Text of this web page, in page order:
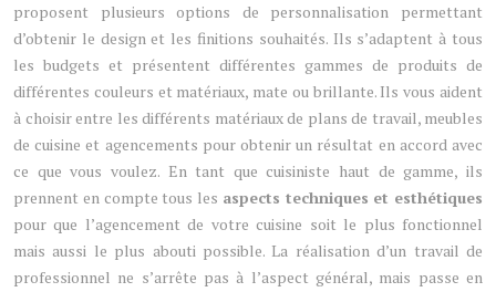
proposent plusieurs options de personnalisation permettant
d’obtenir le design et les finitions souhaités. Ils s’adaptent à tous
les budgets et présentent différentes gammes de produits de
différentes couleurs et matériaux, mate ou brillante. Ils vous aident
à choisir entre les différents matériaux de plans de travail, meubles
de cuisine et agencements pour obtenir un résultat en accord avec
ce que vous voulez. En tant que cuisiniste haut de gamme, ils
prennent en compte tous les aspects techniques et esthétiques
pour que l’agencement de votre cuisine soit le plus fonctionnel
mais aussi le plus abouti possible. La réalisation d’un travail de
professionnel ne s’arrête pas à l’aspect général, mais passe en